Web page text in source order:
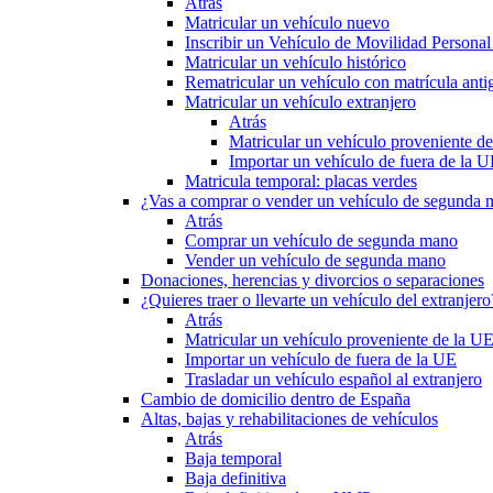
Matricular un vehículo nuevo
Inscribir un Vehículo de Movilidad
Matricular un vehículo histórico
Rematricular un vehículo con matrícula
Matricular un vehículo extranjero
Atrás
Matricular un vehículo proveniente
Importar un vehículo de fuera de la
Matricula temporal: placas verdes
¿Vas a comprar o vender un vehículo de segunda
Atrás
Comprar un vehículo de segunda mano
Vender un vehículo de segunda mano
Donaciones, herencias y divorcios o separaciones
¿Quieres traer o llevarte un vehículo del
Atrás
Matricular un vehículo proveniente de la UE
Importar un vehículo de fuera de la UE
Trasladar un vehículo español al extranjero
Cambio de domicilio dentro de España
Altas, bajas y rehabilitaciones de vehículos
Atrás
Baja temporal
Baja definitiva